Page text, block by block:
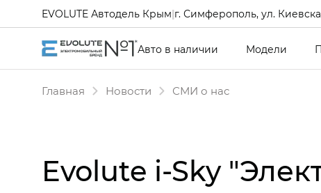
EVOLUTE Автодель Крым|г. Симферополь, ул.
Авто в наличии Модели
Главная Новости СМИ о нас
Evolute i-Sky